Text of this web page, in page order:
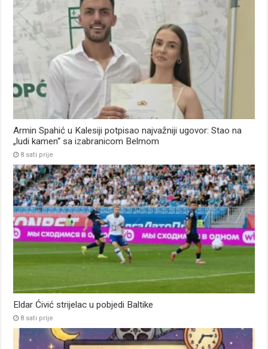
Armin Spahić u Kalesiji potpisao najvažniji ugovor: Stao na
„ludi kamen“ sa izabranicom Belmom
8 sati prije
Eldar Ćivić strijelac u pobjedi Baltike
8 sati prije